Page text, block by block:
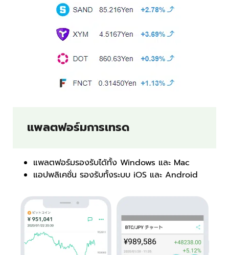
แพลตฟอร์มการเทรด
แพลตฟอร์มรองรับได้ทั้ง Windows และ Mac
แอปพลิเคชั่น รองรับทั้งระบบ iOS และ Android